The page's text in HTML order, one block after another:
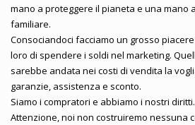
mano a proteggere il pianeta e una mano
familiare.
Consociandoci facciamo un grosso
loro di spendere i soldi nel marketing.
sarebbe andata nei costi di vendita la
garanzie, assistenza e sconto.
Siamo i compratori e abbiamo i nostri diritti.
Attenzione, noi non costruiremo nessuna